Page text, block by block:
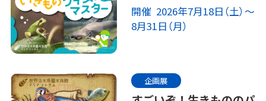
開催 2026年7月18日（土）～
8月31日（月）
企画展